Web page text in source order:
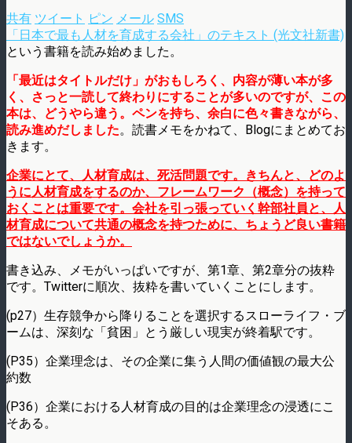
共有 ツイート ピン メール SMS
「日本で最も人材を育成する会社」のテキスト (光文社新書)
という書籍を読み始めました。
「最近はタイトルだけ」がおもしろく、内容が薄い本が多
く、さっと一読して終わりにすることが多いのですが、この
本は、どうやら違う。ペンを持ち、余白に色々書きながら、
読み進めだしました。読書メモをかねて、Blogにまとめてお
きます。
企業にとて、人材育成は、死活問題です。きちんと、どのよ
うに人材育成をするのか、フレームワーク（概念）を持って
おくことは重要です。会社を引っ張っていく幹部社員と、人
材育成について共通の概念を持つために、ちょうど良い書籍
ではないでしょうか。
書き込み、メモがいっぱいですが、第1章、第2章分の抜粋
です。Twitterに順次、抜粋を書いていくことにします。
(p27）生存競争から降りることを選択するスローライフ・ブ
ームは、深刻な「貧困」とう厳しい現実が終着駅です。
(P35）企業理念は、その企業に集う人間の価値観の最大公
約数
(P36）企業における人材育成の目的は企業理念の浸透にこ
そある。